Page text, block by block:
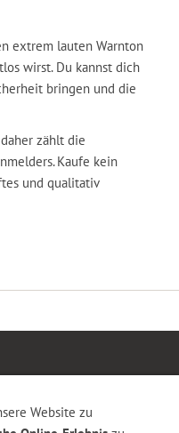
extrem lauten Warnton
wirst. Du kannst dich
bringen und die
zählt die
Kaufe kein
und qualitativ
Website zu